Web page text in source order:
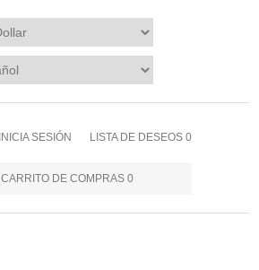
INICIA SESIÓN LISTA DE DESEOS 0
CARRITO DE COMPRAS 0